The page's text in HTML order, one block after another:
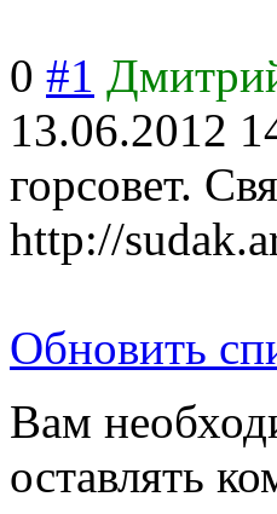
0 #1
13.06.2012
горсовет.
http://
Обновить
Вам
оставлять